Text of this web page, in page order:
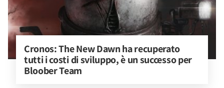
Cronos: The New Dawn ha recuperato
tutti i costi di sviluppo, è un successo per
Bloober Team